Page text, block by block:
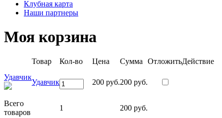
Клубная карта
Наши партнеры
Моя корзина
Товар Кол-во Цена Сумма ОтложитьДействие
Удавчик
Удавчик 200 руб.200 руб.
Всего
товаров
1 200 руб.